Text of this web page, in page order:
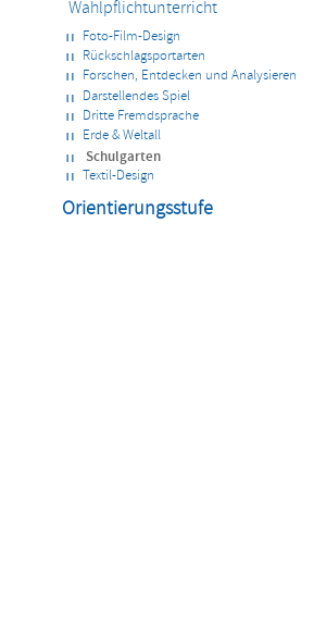
Wahlpflichtunterricht
Foto-Film-Design
Rückschlagsportarten
Forschen, Entdecken und Analysieren
Darstellendes Spiel
Dritte Fremdsprache
Erde & Weltall
Schulgarten
Textil-Design
Orientierungsstufe